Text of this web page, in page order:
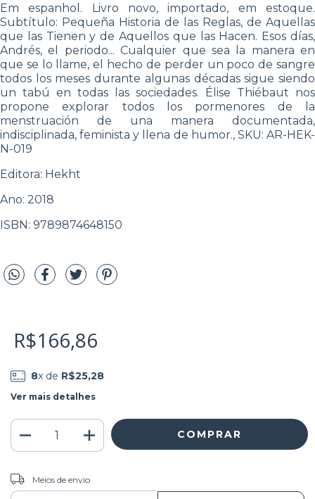
Em espanhol. Livro novo, importado, em estoque.
Subtítulo: Pequeña Historia de las Reglas, de Aquellas
que las Tienen y de Aquellos que las Hacen. Esos días,
Andrés, el periodo... Cualquier que sea la manera en
que se lo llame, el hecho de perder un poco de sangre
todos los meses durante algunas décadas sigue siendo
un tabú en todas las sociedades. Élise Thiébaut nos
propone explorar todos los pormenores de la
menstruación de una manera documentada,
indisciplinada, feminista y llena de humor., SKU: AR-HEK-
N-019
Editora: Hekht
Ano: 2018
ISBN: 9789874648150
R$166,86
8x de R$25,28
Ver mais detalhes
Entregas para o CEP:
Meios de envio